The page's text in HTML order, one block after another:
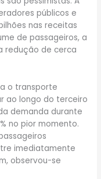
públicos e
nas receitas
de passageiros, a
redução de cerca
o transporte
ao longo do terceiro
demanda durante
no pior momento.
imediatamente
observou-se